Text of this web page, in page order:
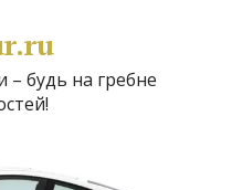
будь на гребне